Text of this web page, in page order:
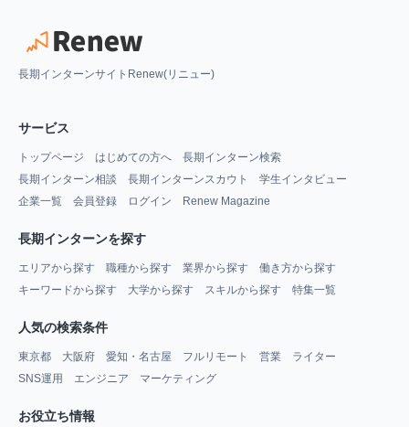
長期インターンサイトRenew(リニュー)
サービス
トップページ はじめての方へ
長期インターン検索
長期インターン相談
長期インターンスカウト
学生インタビュー
企業一覧
会員登録 ログイン Renew Magazine
長期インターンを探す
エリアから探す 職種から探す 業界から探す
働き方から探す
キーワードから探す
大学から探す スキルから探す 特集一覧
人気の検索条件
東京都 大阪府 愛知・名古屋 フルリモート 営業
ライター
SNS運用
エンジニア マーケティング
お役立ち情報